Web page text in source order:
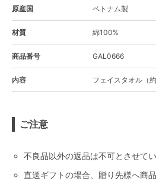
原産国 ベトナム製
材質 綿100%
商品番号 GAL0666
内容 フェイスタオル（
ご注意
不良品以外の返品は不可とさせてい
直送ギフトの場合、贈り先様へ商